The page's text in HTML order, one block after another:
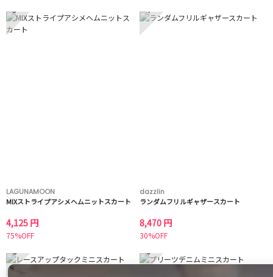
3
LAGUNAMOON
MIXストライプアシメヘムニットスカート
4,125 円
75%OFF
4
dazzlin
ランダムフリルギャザースカート
8,470 円
30%OFF
5 6